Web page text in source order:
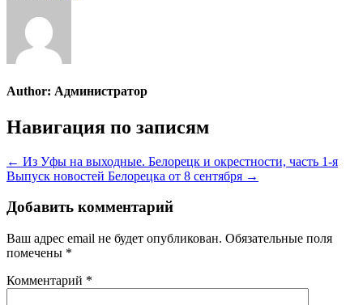
Author: Администратор
Навигация по записям
← Из Уфы на выходные. Белорецк и окрестности, часть 1-я
Выпуск новостей Белорецка от 8 сентября →
Добавить комментарий
Ваш адрес email не будет опубликован. Обязательные поля
помечены *
Комментарий *